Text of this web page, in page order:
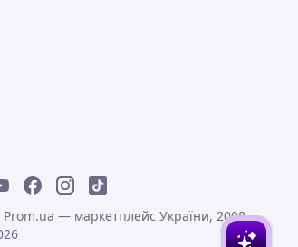
— маркетплейс України, 2008-